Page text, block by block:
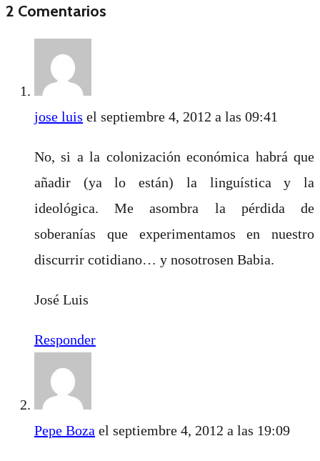
2 Comentarios
jose luis el septiembre 4, 2012 a las 09:41
No, si a la colonización económica habrá que
añadir (ya lo están) la linguística y la
ideológica. Me asombra la pérdida de
soberanías que experimentamos en nuestro
discurrir cotidiano… y nosotrosen Babia.
José Luis
Responder
Pepe Boza el septiembre 4, 2012 a las 19:09